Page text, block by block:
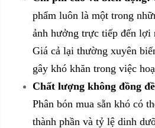
phẩm luôn là một trong
ảnh hưởng trực tiếp đến lợi
Giá cả lại thường xuyên
gây khó khăn trong việc
Chất lượng không đồng
Phân bón mua sẵn khó có
thành phần và tỷ lệ dinh